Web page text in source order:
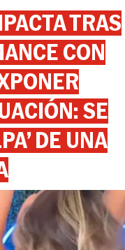
TRAS
CON
SE
DE UNA